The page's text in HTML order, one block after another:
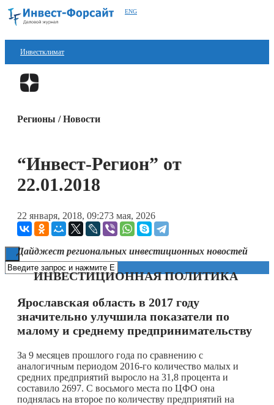
ENG
Инвестклимат
Финансы
Книги
Регионы / Новости
“Инвест-Регион” от
22.01.2018
22 января, 2018, 09:273 мая, 2026
Дайджест региональных инвестиционных новостей
ИНВЕСТИЦИОННАЯ ПОЛИТИКА
Ярославская область в 2017 году
значительно улучшила показатели по
малому и среднему предпринимательству
За 9 месяцев прошлого года по сравнению с
аналогичным периодом 2016-го количество малых и
средних предприятий выросло на 31,8 процента и
составило 2697. С восьмого места по ЦФО она
поднялась на второе по количеству предприятий на